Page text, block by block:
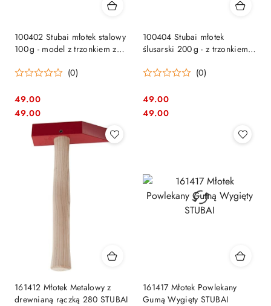
100402 Stubai młotek stalowy
100 g - model z trzonkiem z
(0)
Cena:
49.00
Cena:
49.00
100404 Stubai młotek
ślusarski 200 g - z trzonkiem
(0)
Cena:
49.00
Cena:
49.00
161412 Młotek Metalowy z
drewnianą rączką 280 STUBAI
161417 Młotek Powlekany
Gumą Wygięty STUBAI